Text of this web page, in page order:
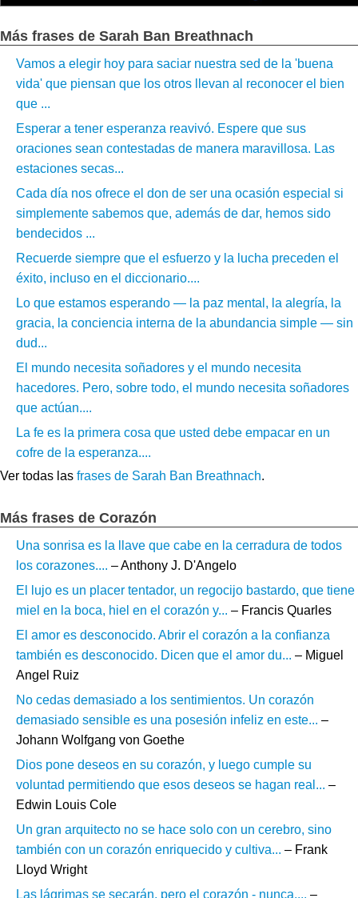
Más frases de Sarah Ban Breathnach
Vamos a elegir hoy para saciar nuestra sed de la 'buena
vida' que piensan que los otros llevan al reconocer el bien
que ...
Esperar a tener esperanza reavivó. Espere que sus
oraciones sean contestadas de manera maravillosa. Las
estaciones secas...
Cada día nos ofrece el don de ser una ocasión especial si
simplemente sabemos que, además de dar, hemos sido
bendecidos ...
Recuerde siempre que el esfuerzo y la lucha preceden el
éxito, incluso en el diccionario....
Lo que estamos esperando — la paz mental, la alegría, la
gracia, la conciencia interna de la abundancia simple — sin
dud...
El mundo necesita soñadores y el mundo necesita
hacedores. Pero, sobre todo, el mundo necesita soñadores
que actúan....
La fe es la primera cosa que usted debe empacar en un
cofre de la esperanza....
Ver todas las frases de Sarah Ban Breathnach.
Más frases de Corazón
Una sonrisa es la llave que cabe en la cerradura de todos
los corazones.... – Anthony J. D'Angelo
El lujo es un placer tentador, un regocijo bastardo, que tiene
miel en la boca, hiel en el corazón y... – Francis Quarles
El amor es desconocido. Abrir el corazón a la confianza
también es desconocido. Dicen que el amor du... – Miguel
Angel Ruiz
No cedas demasiado a los sentimientos. Un corazón
demasiado sensible es una posesión infeliz en este... –
Johann Wolfgang von Goethe
Dios pone deseos en su corazón, y luego cumple su
voluntad permitiendo que esos deseos se hagan real... –
Edwin Louis Cole
Un gran arquitecto no se hace solo con un cerebro, sino
también con un corazón enriquecido y cultiva... – Frank
Lloyd Wright
Las lágrimas se secarán, pero el corazón - nunca.... –